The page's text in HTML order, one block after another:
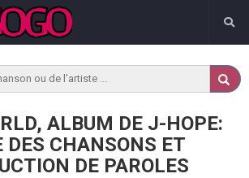
ALBUM DE J-HOPE:
DES CHANSONS ET
DE PAROLES